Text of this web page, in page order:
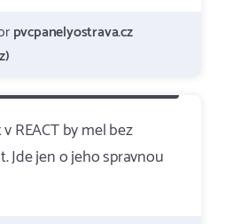
pvcpanelyostrava.cz
REACT by mel bez
Jde jen o jeho spravnou